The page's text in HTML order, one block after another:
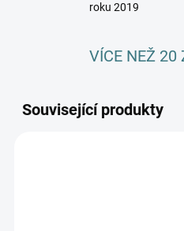
roku 2019
VÍCE NEŽ 20
Související produkty